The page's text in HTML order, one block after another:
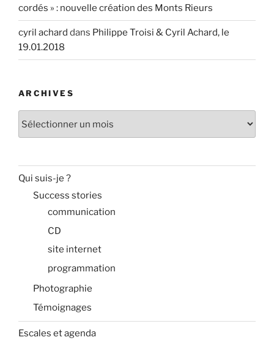
cordés » : nouvelle création des Monts Rieurs
cyril achard dans Philippe Troisi & Cyril Achard, le
19.01.2018
ARCHIVES
Qui suis-je ?
Success stories
communication
CD
site internet
programmation
Photographie
Témoignages
Escales et agenda